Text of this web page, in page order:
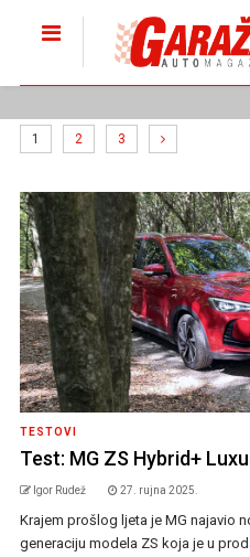
1 2 3
TESTOVI
Test: MG ZS Hybrid+
Igor Rudež 27. rujna 2025.
Krajem prošlog ljeta je MG najavio
generaciju modela ZS koja je u